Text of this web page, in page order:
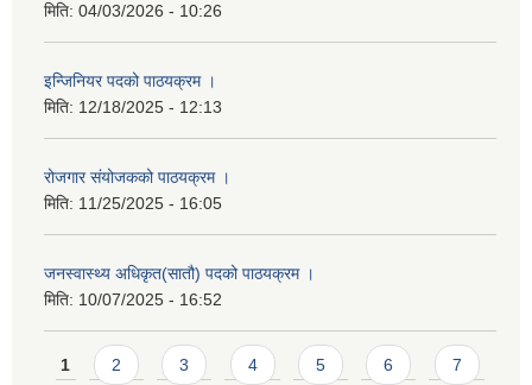
मिति: 04/03/2026 - 10:26
इन्जिनियर पदको पाठयक्रम ।
मिति: 12/18/2025 - 12:13
रोजगार संयोजकको पाठयक्रम ।
मिति: 11/25/2025 - 16:05
जनस्वास्थ्य अधिकृत(सातौ) पदको पाठयक्रम ।
मिति: 10/07/2025 - 16:52
Pages
1 2 3 4 5 6 7